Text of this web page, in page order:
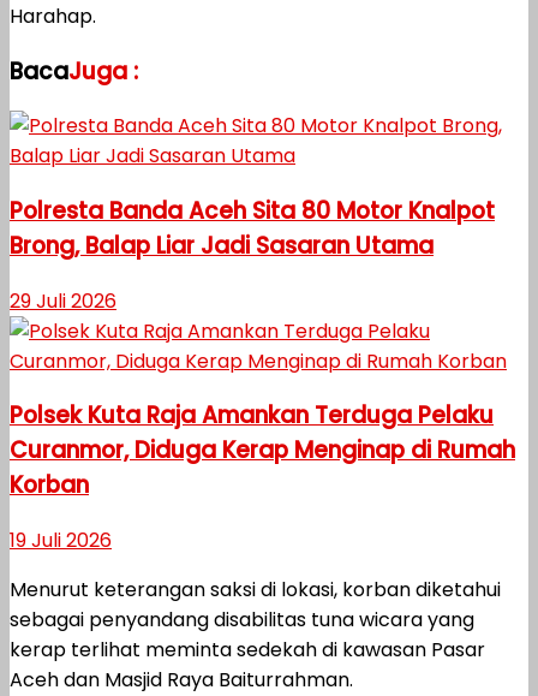
Harahap.
BacaJuga :
Polresta Banda Aceh Sita 80 Motor Knalpot
Brong, Balap Liar Jadi Sasaran Utama
29 Juli 2026
Polsek Kuta Raja Amankan Terduga Pelaku
Curanmor, Diduga Kerap Menginap di Rumah
Korban
19 Juli 2026
Menurut keterangan saksi di lokasi, korban diketahui
sebagai penyandang disabilitas tuna wicara yang
kerap terlihat meminta sedekah di kawasan Pasar
Aceh dan Masjid Raya Baiturrahman.